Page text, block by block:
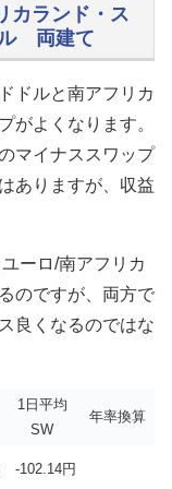
カランド・ス
ル 両建て
ドルと南アフリカ
がよくなります。
マイナススワップ
ありますが、収益
ーロ/南アフリカ
のですが、両方で
良くなるのではな
1日平均
SW
年率換算
-102.14円